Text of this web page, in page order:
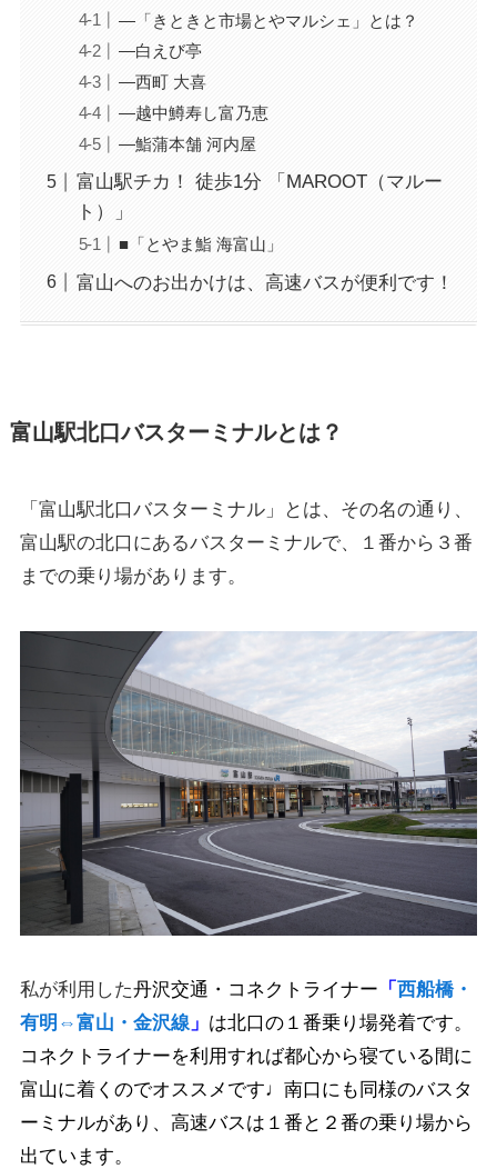
―「きときと市場とやマルシェ」とは？
―白えび亭
―西町 大喜
―越中鱒寿し富乃恵
―鮨蒲本舗 河内屋
富山駅チカ！ 徒歩1分 「MAROOT（マルー
ト）」
■「とやま鮨 海富山」
富山へのお出かけは、高速バスが便利です！
富山駅北口バスターミナルとは？
「富山駅北口バスターミナル」とは、その名の通り、
富山駅の北口にあるバスターミナルで、１番から３番
までの乗り場があります。
私が利用した丹沢交通・コネクトライナー 「 西船橋・
有明⇔富山・金沢線」 は北口の１番乗り場発着です。
コネクトライナーを利用すれば都心から寝ている間に
富山に着くのでオススメです♩南口にも同様のバスタ
ーミナルがあり、高速バスは１番と２番の乗り場から
出ています。